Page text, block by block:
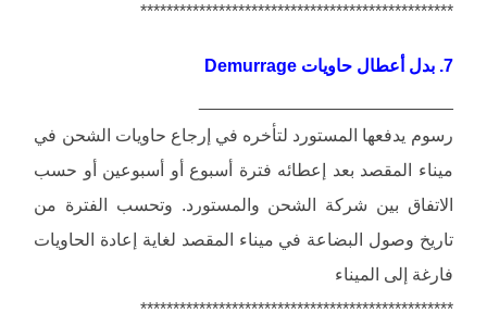
************************************************
7. بدل أعطال حاويات Demurrage
رسوم يدفعها المستورد لتأخره في إرجاع حاويات الشحن في
ميناء المقصد بعد إعطائه فترة أسبوع أو أسبوعين أو حسب
الاتفاق بين شركة الشحن والمستورد. وتحسب الفترة من
تاريخ وصول البضاعة في ميناء المقصد لغاية إعادة الحاويات
فارغة إلى الميناء
************************************************